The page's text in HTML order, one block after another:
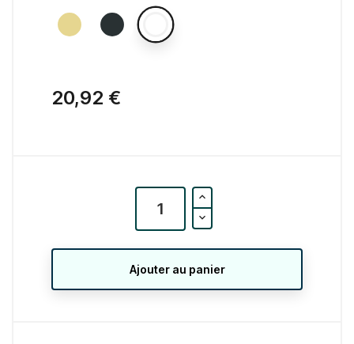
20,92 €
Ajouter au panier